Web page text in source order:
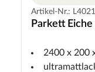
Artikel-Nr.:
Parkett
2400 x 200